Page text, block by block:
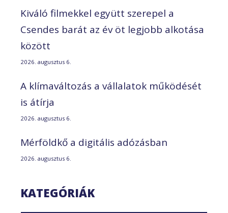
Kiváló filmekkel együtt szerepel a
Csendes barát az év öt legjobb alkotása
között
2026. augusztus 6.
A klímaváltozás a vállalatok működését
is átírja
2026. augusztus 6.
Mérföldkő a digitális adózásban
2026. augusztus 6.
KATEGÓRIÁK